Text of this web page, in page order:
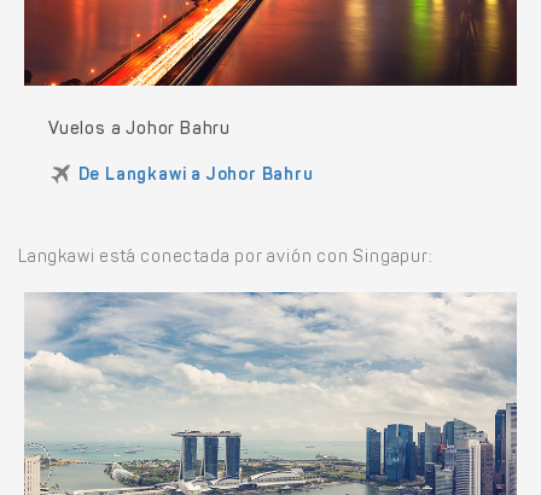
Vuelos a Johor Bahru
De Langkawi a Johor Bahru
Langkawi está conectada por avión con Singapur: